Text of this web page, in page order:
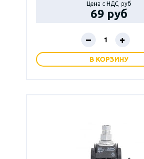
Цена с НДС, руб
69 руб
– +
В КОРЗИНУ